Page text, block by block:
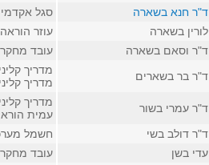
ד"ר חנא בשארה
סגל
לורין בשארה
עוזר
ד"ר וסאם בשארה
עובד מחקר
ד"ר בר בשארים
מדריך
מדריך
ד"ר עמרי בשור
מדריך
עמית
ד"ר דולב בשי
חשמל
עדי בשן
עובד מחקר